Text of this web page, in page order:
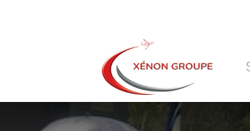
REQUEST FOR QUOTATION